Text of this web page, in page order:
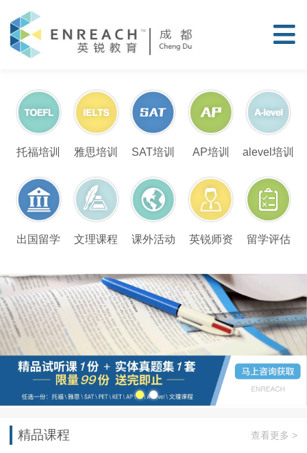
托福培训 雅思培训 SAT培训 AP培训 alevel培训
出国留学 文理课程 课外活动 英锐师资 留学评估
精品课程 查看更多 >